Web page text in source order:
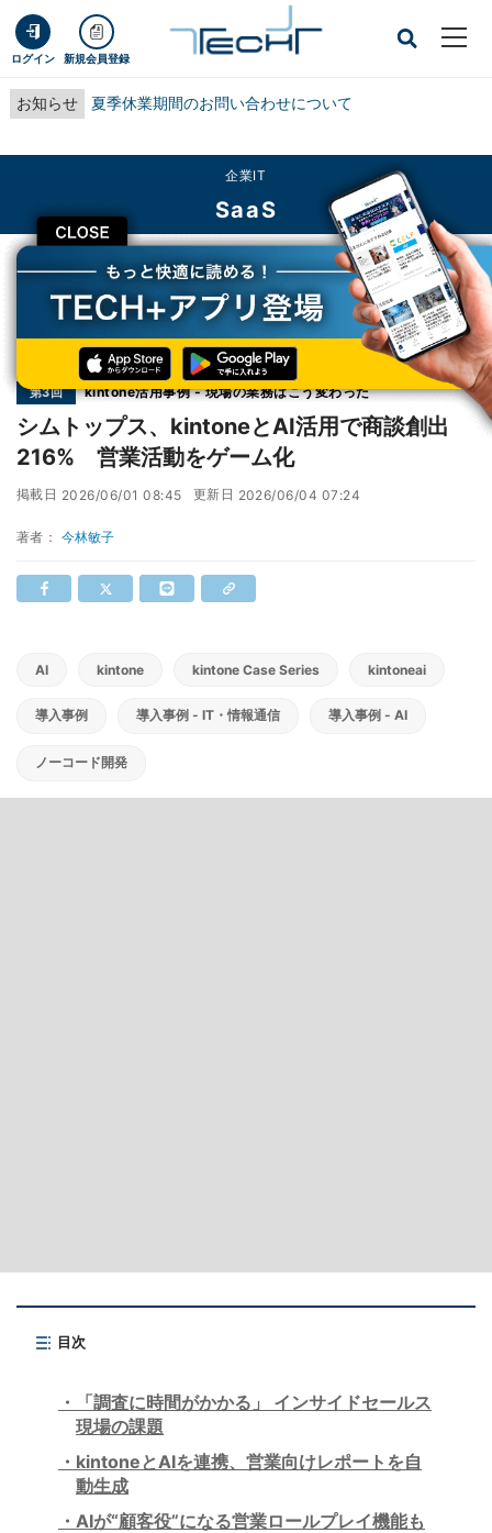
ログイン 新規会員登録
お知らせ 夏季休業期間のお問い合わせについて
CLOSE
企業IT
SaaS
TECH+ 企業IT
SaaS
シムトップス、kintoneとAI活用で商談創出216% 営業活動をゲーム化
第3回 kintone活用事例 - 現場の業務はこう変わった
シムトップス、kintoneとAI活用で商談創出
216% 営業活動をゲーム化
掲載日 2026/06/01 08:45 更新日 2026/06/04 07:24
著者： 今林敏子
AI kintone kintone Case Series kintoneai
導入事例 導入事例 - IT・情報通信 導入事例 - AI
ノーコード開発
目次
「調査に時間がかかる」 インサイドセールス
現場の課題
kintoneとAIを連携、営業向けレポートを自
動生成
AIが“顧客役”になる営業ロールプレイ機能も